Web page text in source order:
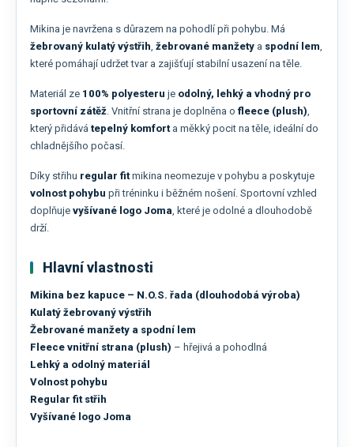
Mikina je navržena s důrazem na pohodlí při pohybu. Má
žebrovaný kulatý výstřih, žebrované manžety a spodní lem,
které pomáhají udržet tvar a zajišťují stabilní usazení na těle.
Materiál ze 100% polyesteru je odolný, lehký a vhodný pro
sportovní zátěž. Vnitřní strana je doplněna o fleece (plush),
který přidává tepelný komforta měkký pocit na těle, ideální do
chladnějšího počasí.
Díky střihu regular fitmikina neomezuje v pohybu a poskytuje
volnost pohybu při tréninku i běžném nošení. Sportovní vzhled
doplňuje vyšívané logo Joma, které je odolné a dlouhodobě
drží.
Hlavní vlastnosti
Mikina bez kapuce – N.O.S. řada (dlouhodobá výroba)
Kulatý žebrovaný výstřih
Žebrované manžety a spodní lem
Fleece vnitřní strana (plush) – hřejivá a pohodlná
Lehký a odolný materiál
Volnost pohybu
Regular fit střih
Vyšívané logo Joma